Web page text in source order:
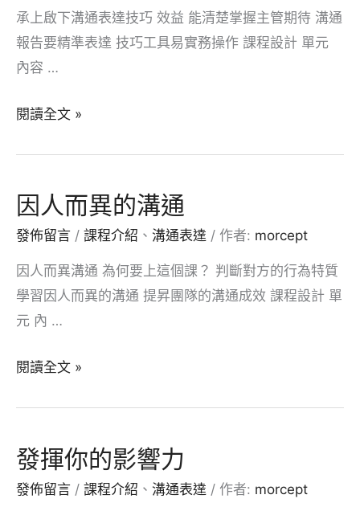
心
術
承上啟下溝通表達技巧 效益 能清楚掌握主管期待 溝通
報告要精準表達 技巧工具易實務操作 課程設計 單元
內容 …
承
溝
通
表
達
技
閱讀全文 »
因人而異的溝通
發佈留言 / 課程介紹 、 溝通表達 / 作者: morcept
因人而異溝通 為何要上這個課？ 判斷對方的行為特質
學習因人而異的溝通 提昇團隊的溝通成效 課程設計 單
元 內 …
因
的
溝
閱讀全文 »
發揮你的影響力
發佈留言 / 課程介紹 、 溝通表達 / 作者: morcept